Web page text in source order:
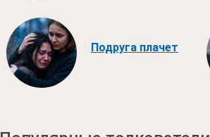
Подруга плачет